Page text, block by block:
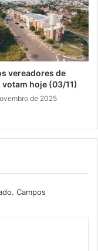
vereadores de
votam hoje (03/11)
de 2025
Campos